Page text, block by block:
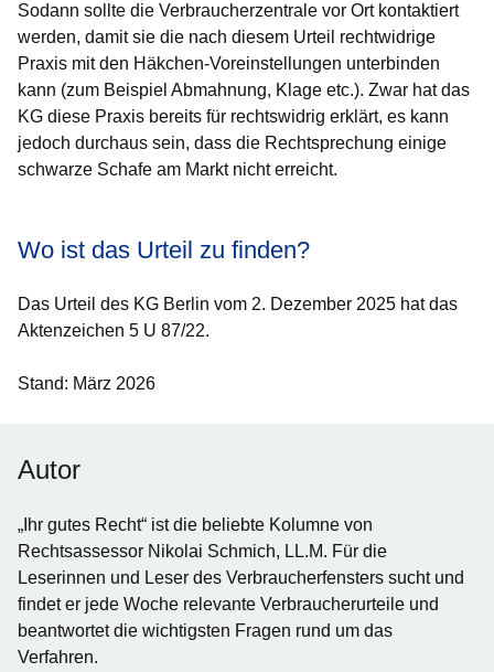
Sodann sollte die Verbraucherzentrale vor Ort kontaktiert
werden, damit sie die nach diesem Urteil rechtwidrige
Praxis mit den Häkchen-Voreinstellungen unterbinden
kann (zum Beispiel Abmahnung, Klage etc.). Zwar hat das
KG diese Praxis bereits für rechtswidrig erklärt, es kann
jedoch durchaus sein, dass die Rechtsprechung einige
schwarze Schafe am Markt nicht erreicht.
Wo ist das Urteil zu finden?
Das Urteil des KG Berlin vom 2. Dezember 2025 hat das
Aktenzeichen 5 U 87/22.
Stand: März 2026
Autor
„Ihr gutes Recht“ ist die beliebte Kolumne von
Rechtsassessor Nikolai Schmich, LL.M. Für die
Leserinnen und Leser des Verbraucherfensters sucht und
findet er jede Woche relevante Verbraucherurteile und
beantwortet die wichtigsten Fragen rund um das
Verfahren.